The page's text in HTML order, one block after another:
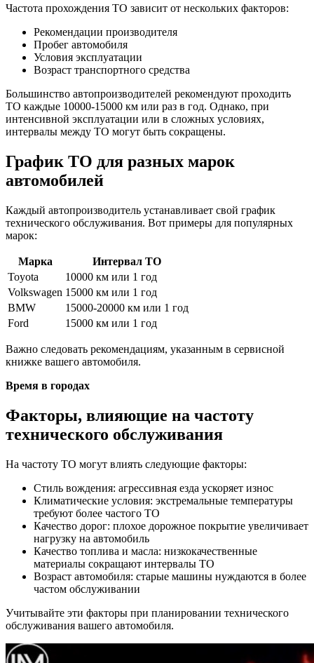
Частота прохождения ТО зависит от нескольких факторов:
Рекомендации производителя
Пробег автомобиля
Условия эксплуатации
Возраст транспортного средства
Большинство автопроизводителей рекомендуют проходить
ТО каждые 10000-15000 км или раз в год. Однако, при
интенсивной эксплуатации или в сложных условиях,
интервалы между ТО могут быть сокращены.
График ТО для разных марок
автомобилей
Каждый автопроизводитель устанавливает свой график
технического обслуживания. Вот примеры для популярных
марок:
Марка
Интервал ТО
Toyota
10000 км или 1 год
Volkswagen 15000 км или 1 год
BMW
15000-20000 км или 1 год
Ford
15000 км или 1 год
Важно следовать рекомендациям, указанным в сервисной
книжке вашего автомобиля.
Время в городах
Факторы, влияющие на частоту
технического обслуживания
На частоту ТО могут влиять следующие факторы:
Стиль вождения: агрессивная езда ускоряет износ
Климатические условия: экстремальные температуры
требуют более частого ТО
Качество дорог: плохое дорожное покрытие увеличивает
нагрузку на автомобиль
Качество топлива и масла: низкокачественные
материалы сокращают интервалы ТО
Возраст автомобиля: старые машины нуждаются в более
частом обслуживании
Учитывайте эти факторы при планировании технического
обслуживания вашего автомобиля.